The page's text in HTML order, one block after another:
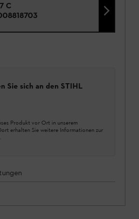
C
Sie sich an den STIHL
Produkt vor Ort in unserem
erhalten Sie weitere Informationen zur